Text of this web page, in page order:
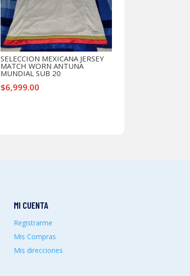
SELECCION MEXICANA JERSEY
MATCH WORN ANTUNA
MUNDIAL SUB 20
$6,999.00
MI CUENTA
Registrarme
Mis Compras
Mis direcciones